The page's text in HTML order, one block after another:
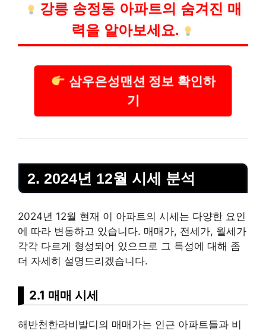
강릉 송정동 아파트의 숨겨진 매
력을 알아보세요.
삼우은성맨션 정보 확인하
기
2. 2024년 12월 시세 분석
2024년 12월 현재 이 아파트의 시세는 다양한 요인
에 따라 변동하고 있습니다. 매매가, 전세가, 월세가
각각 다르게 형성되어 있으므로 그 특성에 대해 좀
더 자세히 설명드리겠습니다.
2.1 매매 시세
해반천한라비발디의 매매가는 인근 아파트들과 비